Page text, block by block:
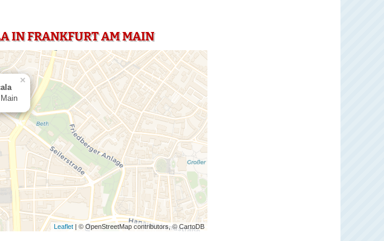
IN FRANKFURT AM MAIN
×
Leaflet | © OpenStreetMap contributors, © CartoDB